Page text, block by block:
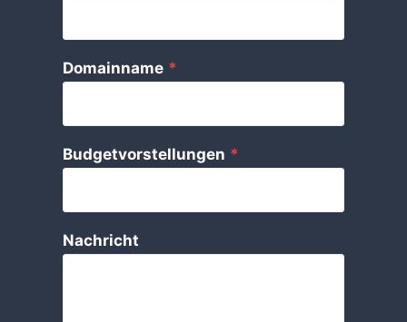
Domainname *
Budgetvorstellungen *
Nachricht